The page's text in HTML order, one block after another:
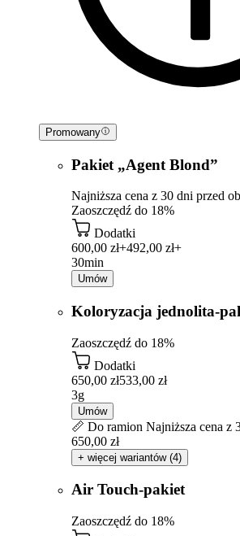
Promowany
Pakiet „Agent Blond”
Najniższa cena z 30 dni przed
Zaoszczędź do 18%
Dodatki
600,00 zł+492,00 zł+
30min
Umów
Koloryzacja jednolita-
Zaoszczędź do 18%
Dodatki
650,00 zł533,00 zł
3g
Umów
📏 Do ramion Najniższa cena z
650,00 zł
+ więcej wariantów (4)
Air Touch-pakiet
Zaoszczędź do 18%